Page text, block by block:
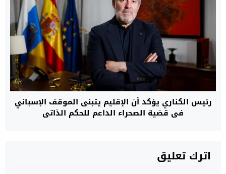
رئيس الكناري يؤكد أن الإقليم يتبنى الموقف الإسباني
في قضية الصحراء الداعم للحكم الذاتي
اترك تعليق